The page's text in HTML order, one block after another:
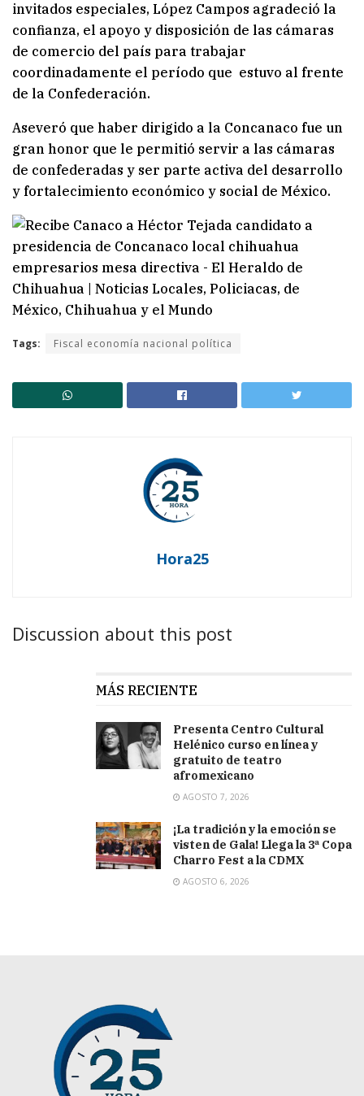
invitados especiales, López Campos agradeció la
confianza, el apoyo y disposición de las cámaras
de comercio del país para trabajar
coordinadamente el período que estuvo al frente
de la Confederación.
Aseveró que haber dirigido a la Concanaco fue un
gran honor que le permitió servir a las cámaras
de confederadas y ser parte activa del desarrollo
y fortalecimiento económico y social de México.
Tags: Fiscal economía nacional política
Hora25
Discussion about this post
MÁS RECIENTE
Presenta Centro Cultural
Helénico curso en línea y
gratuito de teatro
afromexicano
AGOSTO 7, 2026
¡La tradición y la emoción se
visten de Gala! Llega la 3ª Copa
Charro Fest a la CDMX
AGOSTO 6, 2026